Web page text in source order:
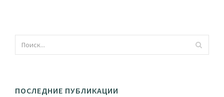
ПОСЛЕДНИЕ ПУБЛИКАЦИИ